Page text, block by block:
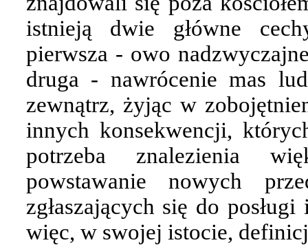
istnieją dwie główne
pierwsza - owo
druga - nawrócenie mas
zewnątrz, żyjąc w
innych konsekwencji,
potrzeba znalezienia
powstawanie nowych
zgłaszających się do
więc, w swojej istocie,